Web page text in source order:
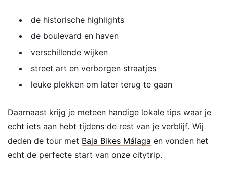
de historische highlights
de boulevard en haven
verschillende wijken
street art en verborgen straatjes
leuke plekken om later terug te gaan
Daarnaast krijg je meteen handige lokale tips waar je
echt iets aan hebt tijdens de rest van je verblijf. Wij
deden de tour met Baja Bikes Málaga en vonden het
echt de perfecte start van onze citytrip.